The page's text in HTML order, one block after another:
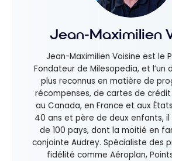
Jean-Maximilien
Jean-Maximilien Voisine est le
Fondateur de Milesopedia, et l’un
plus reconnus en matière de
récompenses, de cartes de
au Canada, en France et aux
40 ans et père de deux enfants, il
de 100 pays, dont la moitié en
conjointe Audrey. Spécialiste des
fidélité comme Aéroplan,